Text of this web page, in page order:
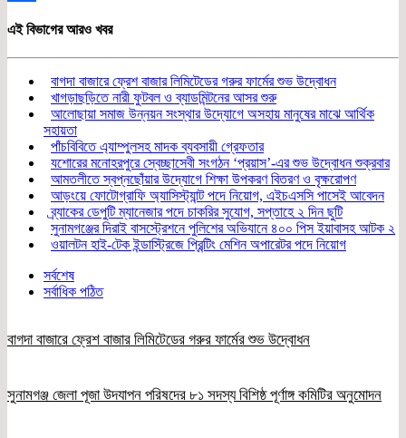
এই বিভাগের আরও খবর
বাগদা বাজারে ফ্রেশ বাজার লিমিটেডের গরুর ফার্মের শুভ উদ্বোধন
খাগড়াছড়িতে নারী ফুটবল ও ব্যাডমিন্টনের আসর শুরু
আলোছায়া সমাজ উন্নয়ন সংস্থার উদ্যোগে অসহায় মানুষের মাঝে আর্থিক
সহায়তা
পাঁচবিবিতে এ্যাম্পুলসহ মাদক ব্যবসায়ী গ্রেফতার
যশোরের মনোহরপুরে স্বেচ্ছাসেবী সংগঠন ‘প্রয়াস’-এর শুভ উদ্বোধন শুক্রবার
আমতলীতে স্বপ্নছোঁয়ার উদ্যোগে শিক্ষা উপকরণ বিতরণ ও বৃক্ষরোপণ
আড়ংয়ে ফোটোগ্রাফি অ্যাসিস্ট্যান্ট পদে নিয়োগ, এইচএসসি পাসেই আবেদন
ব্র্যাকের ডেপুটি ম্যানেজার পদে চাকরির সুযোগ, সপ্তাহে ২ দিন ছুটি
সুনামগঞ্জের দিরাই বাসস্ট্রেশনে পুলিশের অভিযানে ৪০০ পিস ইয়াবাসহ আটক ২
ওয়ালটন হাই-টেক ইন্ডাস্ট্রিজে প্রিন্টিং মেশিন অপারেটর পদে নিয়োগ
সর্বশেষ
সর্বাধিক পঠিত
বাগদা বাজারে ফ্রেশ বাজার লিমিটেডের গরুর ফার্মের শুভ উদ্বোধন
সুনামগঞ্জ জেলা পূজা উদযাপন পরিষদের ৮১ সদস্য বিশিষ্ঠ পূর্ণাঙ্গ কমিটির অনুমোদন